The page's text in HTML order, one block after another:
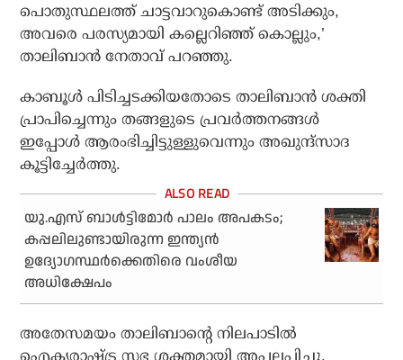
പൊതുസ്ഥലത്ത് ചാട്ടവാറുകൊണ്ട് അടിക്കും,
അവരെ പരസ്യമായി കല്ലെറിഞ്ഞ് കൊല്ലും,’
താലിബാന്‍ നേതാവ് പറഞ്ഞു.
കാബൂള്‍ പിടിച്ചടക്കിയതോടെ താലിബാന്‍ ശക്തി
പ്രാപിച്ചെന്നും തങ്ങളുടെ പ്രവര്‍ത്തനങ്ങള്‍
ഇപ്പോള്‍ ആരംഭിച്ചിട്ടുള്ളുവെന്നും അഖുന്ദ്സാദ
കൂട്ടിച്ചേര്‍ത്തു.
യു.എസ് ബാള്‍ട്ടിമോര്‍ പാലം അപകടം;
കപ്പലിലുണ്ടായിരുന്ന ഇന്ത്യന്‍
ഉദ്യോഗസ്ഥര്‍ക്കെതിരെ വംശീയ
അധിക്ഷേപം
അതേസമയം താലിബാന്റെ നിലപാടില്‍
ഐക്യരാഷ്ട്ര സഭ ശക്തമായി അപലപിച്ചു.